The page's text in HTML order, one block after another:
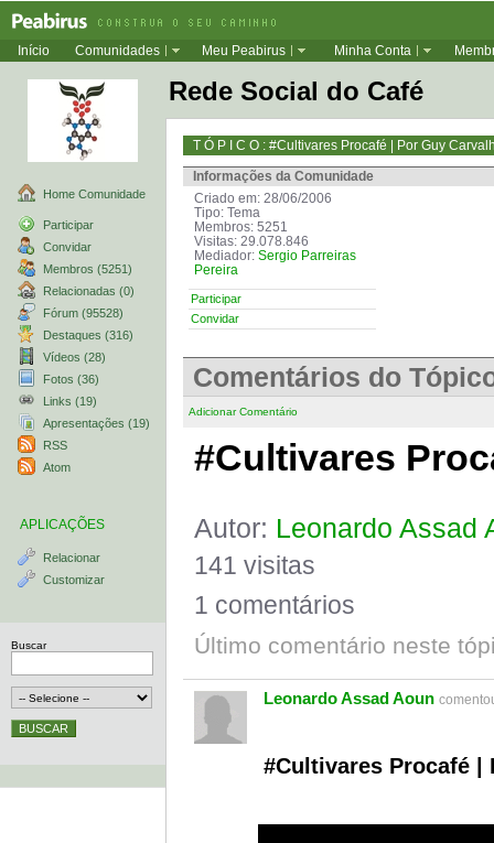
Início Comunidades Meu Peabirus Minha Conta
Home Comunidade
Participar
Convidar
Membros (5251)
Relacionadas (0)
Fórum (95528)
Destaques (316)
Vídeos (28)
Fotos (36)
Links (19)
Apresentações (19)
RSS
Atom
APLICAÇÕES
Relacionar
Customizar
Buscar
Rede Social do Café
T Ó P I C O : #Cultivares Procafé | Por Guy
Informações da Comunidade
Criado em: 28/06/2006
Tipo: Tema
Membros: 5251
Visitas: 29.078.846
Mediador: Sergio Parreiras
Pereira
Participar
Convidar
Comentários do
Adicionar Comentário
#Cultivares
Autor: Leonardo Assad
141 visitas
1 comentários
Último comentário neste
Leonardo Assad Aoun
#Cultivares Procafé |